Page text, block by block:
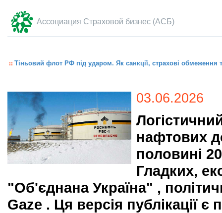
Ассоциация Страховой бизнес (АСБ)
Тіньовий флот РФ під ударом. Як санкції, страхові обмеження
03.06.2026
нафтових
половині
Гладких,
"Об'єднана Україна" ,
Gaze . Ця версія публікації